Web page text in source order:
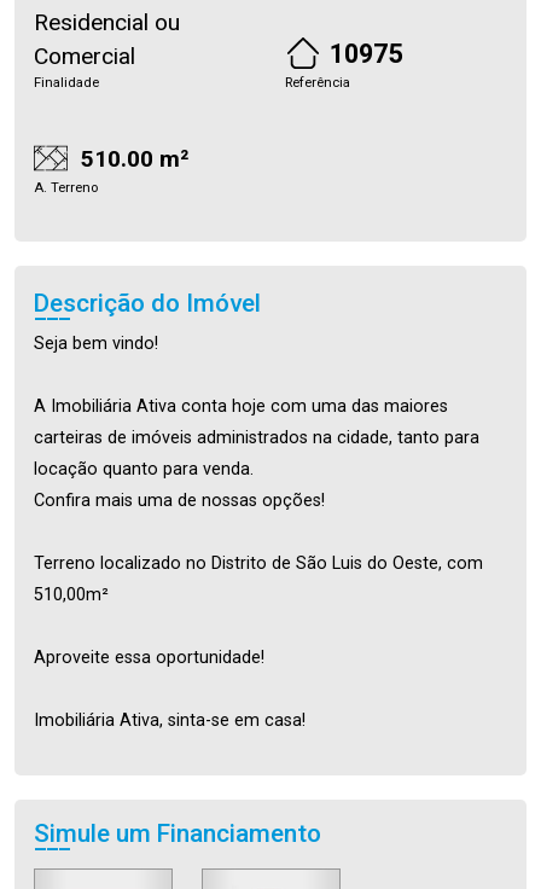
Residencial ou
Comercial
Finalidade
10975
Referência
510.00 m²
A. Terreno
Descrição do Imóvel
Seja bem vindo!
A Imobiliária Ativa conta hoje com uma das maiores
carteiras de imóveis administrados na cidade, tanto para
locação quanto para venda.
Confira mais uma de nossas opções!
Terreno localizado no Distrito de São Luis do Oeste, com
510,00m²
Aproveite essa oportunidade!
Imobiliária Ativa, sinta-se em casa!
Simule um Financiamento